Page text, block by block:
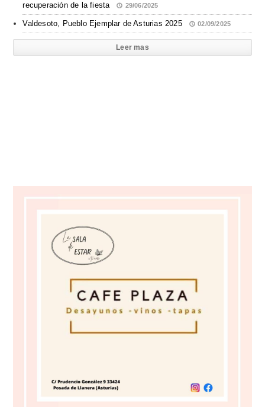
recuperación de la fiesta
29/06/2025
Valdesoto, Pueblo Ejemplar de Asturias 2025 02/09/2025
Leer mas